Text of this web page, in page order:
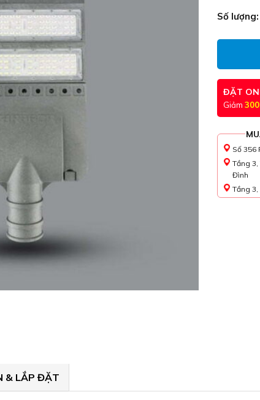
Số lượng:
ĐẶT
Giảm
Số 356
Tầng
Đình
Tầng
& LẮP ĐẶT